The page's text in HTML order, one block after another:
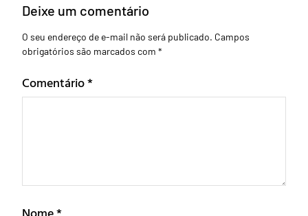
Deixe um comentário
O seu endereço de e-mail não será publicado. Campos
obrigatórios são marcados com *
Comentário*